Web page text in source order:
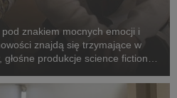
znakiem mocnych emocji i
znajdą się trzymające w
produkcje science fiction,
„Skażeni...